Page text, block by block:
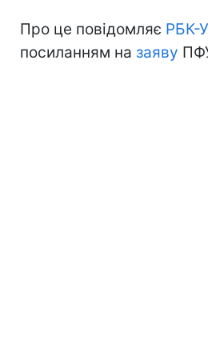
Про це повідомляє РБК-
посиланням на заяву